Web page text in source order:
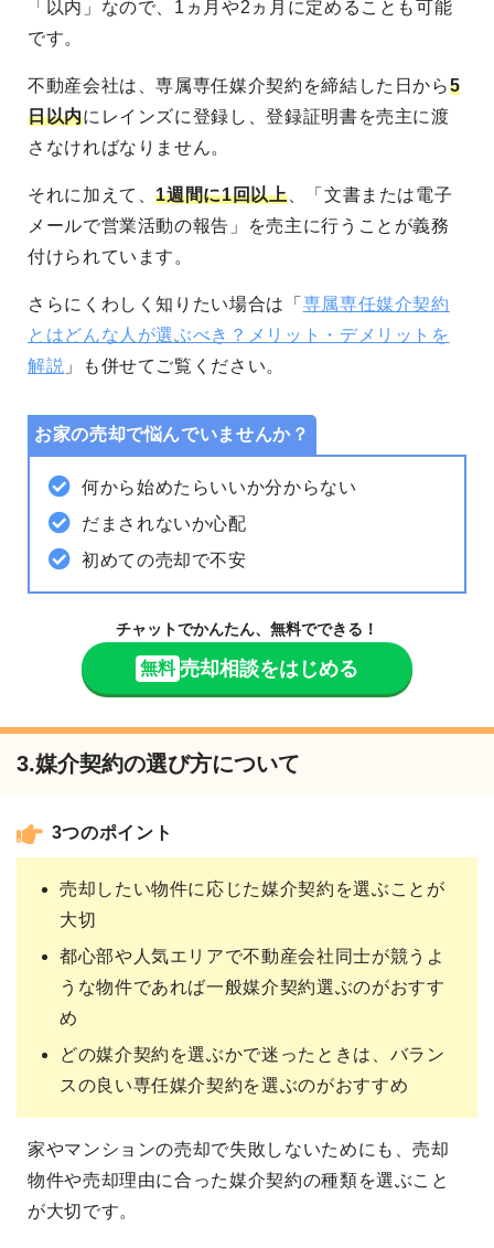
「以内」なので、1ヵ月や2ヵ月に定めることも可能
です。
不動産会社は、専属専任媒介契約を締結した日から5
日以内にレインズに登録し、登録証明書を売主に渡
さなければなりません。
それに加えて、1週間に1回以上、「文書または電子
メールで営業活動の報告」を売主に行うことが義務
付けられています。
さらにくわしく知りたい場合は「 専属専任媒介契約
とはどんな人が選ぶべき？メリット・デメリットを
解説 」も併せてご覧ください。
お家の売却で悩んでいませんか？
何から始めたらいいか分からない
だまされないか心配
初めての売却で不安
チャットでかんたん、無料でできる！
無料 売却相談をはじめる
3.媒介契約の選び方について
3つのポイント
売却したい物件に応じた媒介契約を選ぶことが
大切
都心部や人気エリアで不動産会社同士が競うよ
うな物件であれば一般媒介契約選ぶのがおすす
め
どの媒介契約を選ぶかで迷ったときは、バラン
スの良い専任媒介契約を選ぶのがおすすめ
家やマンションの売却で失敗しないためにも、売却
物件や売却理由に合った媒介契約の種類を選ぶこと
が大切です。